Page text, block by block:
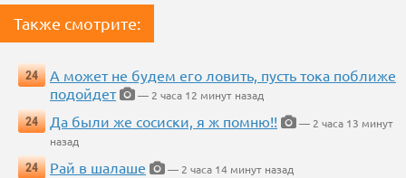
Также смотрите:
24
А может не будем его ловить, пусть тока поближе
подойдет
— 2 часа 12 минут назад
24
Да были же сосиски, я ж помню!!
— 2 часа 13 минут
назад
24
Рай в шалаше
— 2 часа 14 минут назад